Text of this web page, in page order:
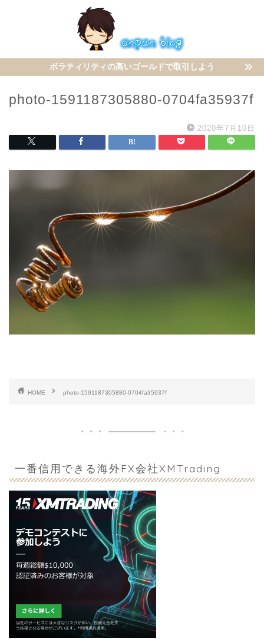
ボラティリティの高いゴールドで取引しよう
photo-1591187305880-0704fa35937f
2020年7月10日
HOME photo-1591187305880-0704fa35937f
一番信用できる海外FX会社XMTrading